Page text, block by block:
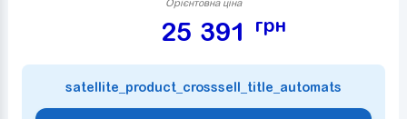
Орієнтовна ціна
25 391 грн
satellite_product_crosssell_title_automats